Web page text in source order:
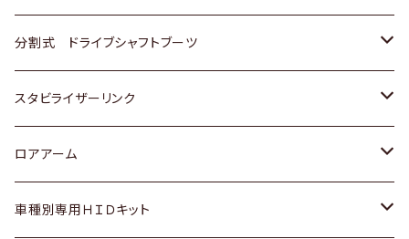
三菱
スバル
スバル
日産
いすゞ
ダイハツ
マツダ
ホンダ
スズキ
日産
ダイハツ
トヨタ
ホンダ
スズキ
日産
分割式 ドライブシャフトブーツ
トヨタ
ホンダ
スズキ
スタビライザーリンク
トヨタ
ホンダ
ロアアーム
ホンダ
車種別専用ＨＩＤキット